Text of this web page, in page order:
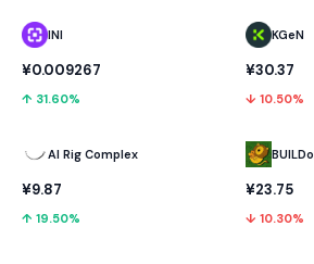
INI
¥0.009267
↑ 31.60%
AI Rig Complex
¥9.87
↑ 19.50%
KGeN
¥30.37
↓ 10.50%
¥23.75
↓ 10.30%